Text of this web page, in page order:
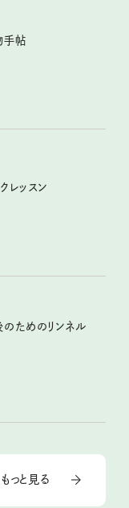
手帖
レッスン
のためのリンネル
っと見る